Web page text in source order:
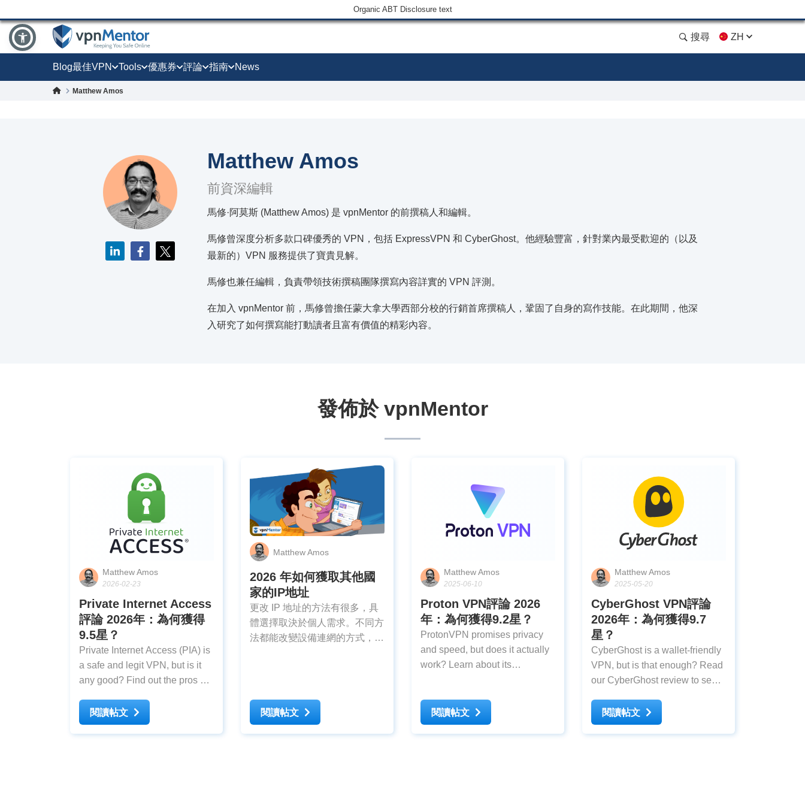
Organic ABT Disclosure text
搜尋 ZH
Blog最佳VPN Tools 優惠券 評論 指南 News
Matthew Amos
Matthew Amos
前資深編輯
馬修·阿莫斯 (Matthew Amos) 是 vpnMentor 的前撰稿人和編輯。
馬修曾深度分析多款口碑優秀的 VPN，包括 ExpressVPN 和 CyberGhost。他經驗豐富，針對業內最受歡迎的（以及
最新的）VPN 服務提供了寶貴見解。
馬修也兼任編輯，負責帶領技術撰稿團隊撰寫內容詳實的 VPN 評測。
在加入 vpnMentor 前，馬修曾擔任蒙大拿大學西部分校的行銷首席撰稿人，鞏固了自身的寫作技能。在此期間，他深
入研究了如何撰寫能打動讀者且富有價值的精彩內容。
發佈於 vpnMentor
Matthew Amos
2026-02-23
Private Internet Access
評論 2026年：為何獲得
9.5星？
Private Internet Access (PIA) is
a safe and legit VPN, but is it
any good? Find out the pros &
VPN in our detailed PIA VPN
review.
閱讀帖文
Matthew Amos
2026 年如何獲取其他國
家的IP地址
更改 IP 地址的方法有很多，具
體選擇取決於個人需求。不同方
法都能改變設備連網的方式，令
定國家。 更改 IP 地址的常見方
式包括使用 VPN、透過代理伺
服器連線、使用 Tor 瀏覽器或重
閱讀帖文
Matthew Amos
2025-06-10
Proton VPN評論 2026
年：為何獲得9.2星？
ProtonVPN promises privacy
and speed, but does it actually
work? Learn about its
you.閱讀帖文
Matthew Amos
2025-05-20
CyberGhost VPN評論
2026年：為何獲得9.7
星？
CyberGhost is a wallet-friendly
VPN, but is that enough? Read
our CyberGhost review to see
privacy, gaming, and more.
閱讀帖文